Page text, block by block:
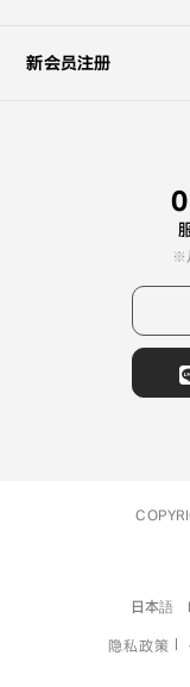
新会员注册
日本語
隐私政策